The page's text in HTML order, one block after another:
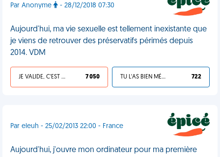
Par Anonyme - 28/12/2018 07:30
Aujourd'hui, ma vie sexuelle est tellement inexistante que
je viens de retrouver des préservatifs périmés depuis
2014. VDM
JE VALIDE, C'EST UNE VDM 7 050 TU L'AS BIEN MÉRITÉ 722
Par eleuh - 25/02/2013 22:00 - France
Aujourd'hui, j'ouvre mon ordinateur pour ma première